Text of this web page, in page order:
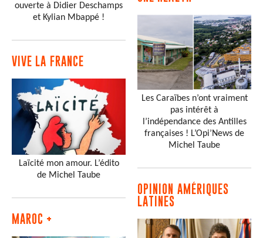
ouverte à Didier Deschamps
et Kylian Mbappé !
VIVE LA FRANCE
Laïcité mon amour. L’édito
de Michel Taube
MAROC +
Les Caraïbes n’ont vraiment
pas intérêt à
l’indépendance des Antilles
françaises ! L’Opi’News de
Michel Taube
OPINION AMÉRIQUES
LATINES